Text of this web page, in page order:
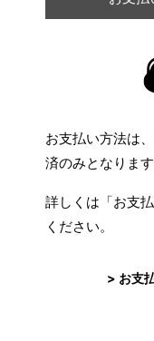
お支払い方法は
済のみとなります
詳しくは「お支
ください。
> お支